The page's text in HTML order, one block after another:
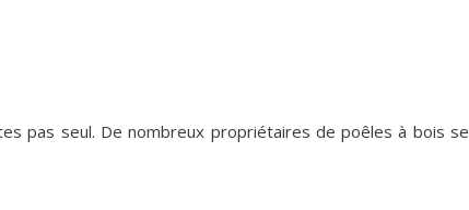
pas seul. De nombreux propriétaires de poêles à bois se